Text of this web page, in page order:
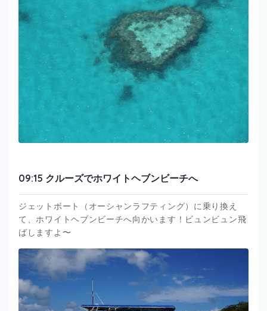
09:15 クルーズでホワイトヘブンビーチへ
ジェットボート（オーシャンラフティング）に乗り換え
て、ホワイトヘブンビーチへ向かいます！ビュンビュン飛
ばしますよ〜